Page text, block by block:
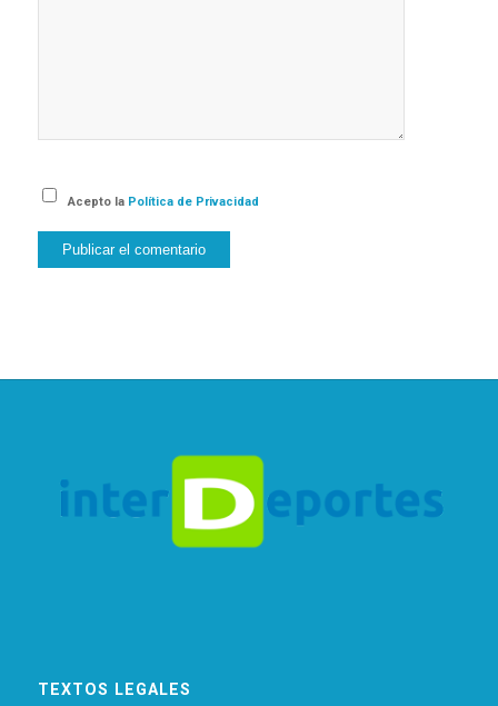
Acepto la Política de Privacidad
TEXTOS LEGALES